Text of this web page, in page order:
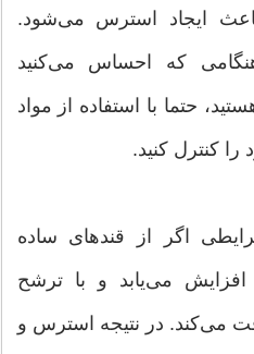
ایجاد استرس می‌شود.
كه احساس می‌كنید
حتما با استفاده از مواد
كنترل كنید.
اگر از قندهای ساده
افزایش می‌یابد و با ترشح
می‌كند. در نتیجه استرس و